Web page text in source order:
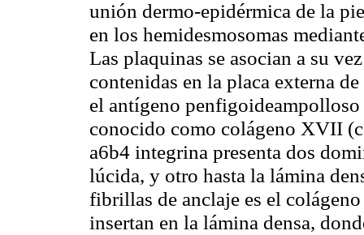
unión dermo-epidérmica de la
en los hemidesmosomas
Las plaquinas se asocian a su
contenidas en la placa externa
el antígeno penfigoideampolloso
conocido como colágeno XVII
a6b4 integrina presenta dos
lúcida, y otro hasta la lámina
fibrillas de anclaje es el
insertan en la lámina densa,